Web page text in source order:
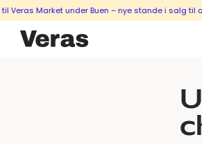
Veras Market under Buen – nye stande i salg til